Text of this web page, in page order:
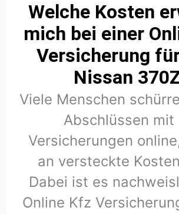
Welche Kosten
mich bei einer
Versicherung
Nissan
Viele Menschen
Abschlüssen mit
Versicherungen
an versteckte
Dabei ist es
Online Kfz